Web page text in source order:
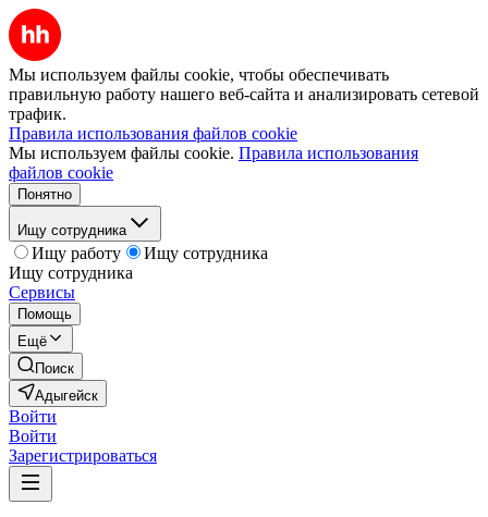
Мы используем файлы cookie, чтобы обеспечивать
правильную работу нашего веб-сайта и анализировать сетевой
трафик.
Правила использования файлов cookie
Мы используем файлы cookie. Правила использования
файлов cookie
Понятно
Ищу сотрудника
Ищу работу
Ищу сотрудника
Ищу сотрудника
Сервисы
Помощь
Ещё
Поиск
Адыгейск
Войти
Войти
Зарегистрироваться